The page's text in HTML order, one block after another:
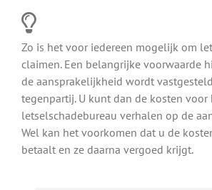
Zo is het voor iedereen mogelijk om
claimen. Een belangrijke voorwaarde
de aansprakelijkheid wordt
tegenpartij. U kunt dan de kosten voor
letselschadebureau verhalen op de
Wel kan het voorkomen dat u de
betaalt en ze daarna vergoed krijgt.